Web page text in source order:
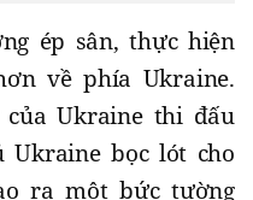
ép sân, thực hiện
về phía Ukraine.
Ukraine thi đấu
Ukraine bọc lót cho
ra một bức tường